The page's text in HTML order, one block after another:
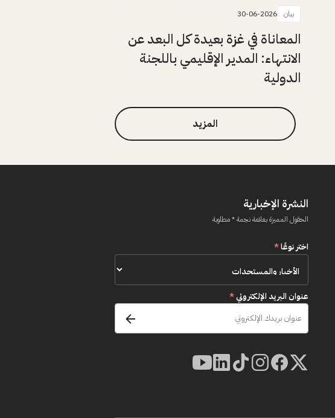
بيان 30-06-2026
المعاناة في غزة بعيدة كل البعد عن
الانتهاء: المدير الإقليمي باللجنة
الدولية
المزيد
النشرة الإخبارية
الحقول المميزة بعلامة نجمة * مطلوبة
اختر نوعًا*
عنوان البريد الإلكتروني*